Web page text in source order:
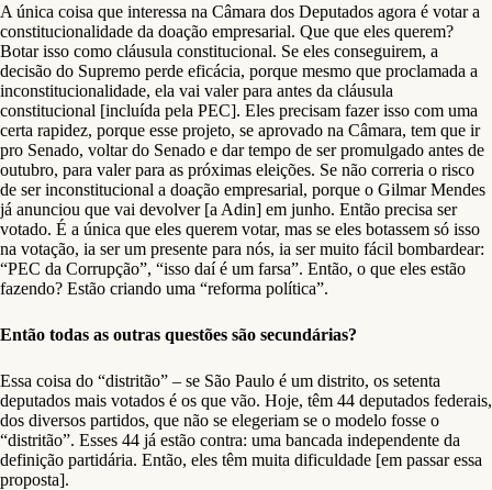
A única coisa que interessa na Câmara dos Deputados agora é votar a
constitucionalidade da doação empresarial. Que que eles querem?
Botar isso como cláusula constitucional. Se eles conseguirem, a
decisão do Supremo perde eficácia, porque mesmo que proclamada a
inconstitucionalidade, ela vai valer para antes da cláusula
constitucional [incluída pela PEC]. Eles precisam fazer isso com uma
certa rapidez, porque esse projeto, se aprovado na Câmara, tem que ir
pro Senado, voltar do Senado e dar tempo de ser promulgado antes de
outubro, para valer para as próximas eleições. Se não correria o risco
de ser inconstitucional a doação empresarial, porque o Gilmar Mendes
já anunciou que vai devolver [a Adin] em junho. Então precisa ser
votado. É a única que eles querem votar, mas se eles botassem só isso
na votação, ia ser um presente para nós, ia ser muito fácil bombardear:
“PEC da Corrupção”, “isso daí é um farsa”. Então, o que eles estão
fazendo? Estão criando uma “reforma política”.
Então todas as outras questões são secundárias?
Essa coisa do “distritão” – se São Paulo é um distrito, os setenta
deputados mais votados é os que vão. Hoje, têm 44 deputados federais,
dos diversos partidos, que não se elegeriam se o modelo fosse o
“distritão”. Esses 44 já estão contra: uma bancada independente da
definição partidária. Então, eles têm muita dificuldade [em passar essa
proposta].